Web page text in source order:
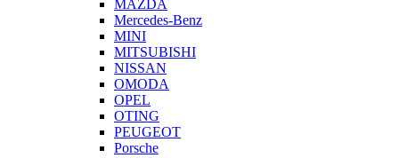
MAZDA
Mercedes-Benz
MINI
MITSUBISHI
NISSAN
OMODA
OPEL
OTING
PEUGEOT
Porsche